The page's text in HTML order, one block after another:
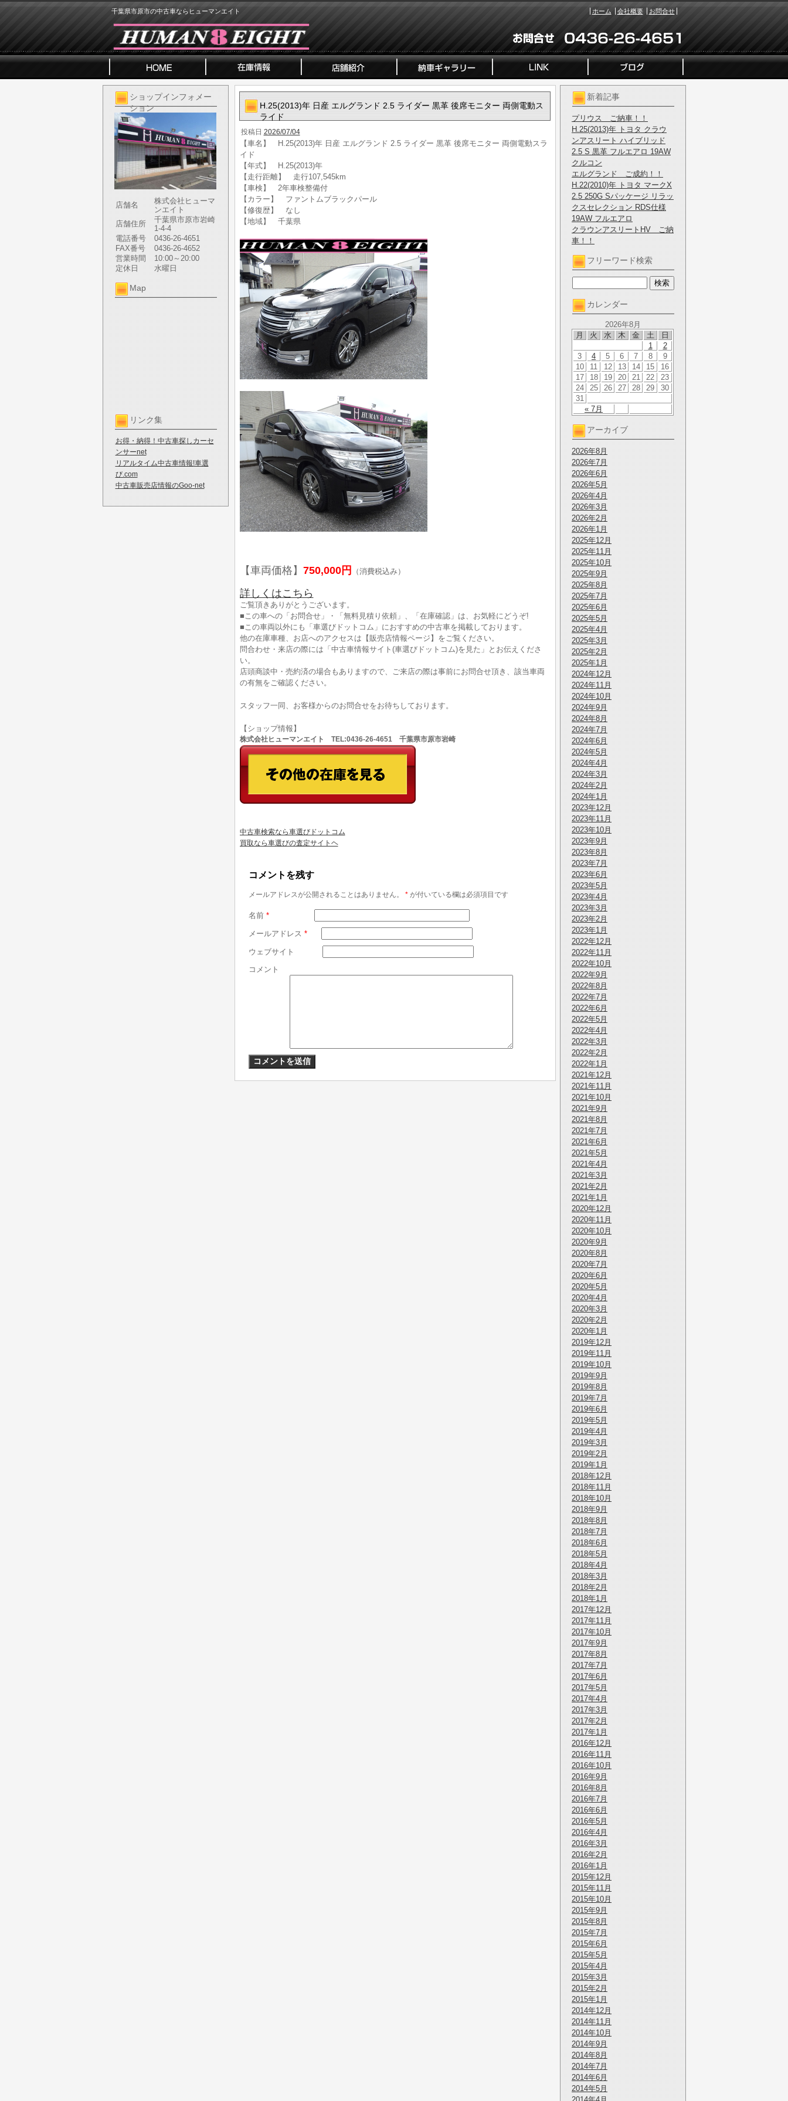
千葉県市原市の中古車ならヒューマンエイト ホーム 会社概要 お問合せ
ショップインフォメー
ション
店舗名
株式会社ヒューマ
ンエイト
店舗住所
千葉県市原市岩崎
1-4-4
電話番号
0436-26-4651
FAX番号
0436-26-4652
営業時間
10:00～20:00
定休日
水曜日
Map
リンク集
お得・納得！中古車探しカーセ
ンサーnet
リアルタイム中古車情報!車選
び.com
中古車販売店情報のGoo-net
新着記事
プリウス ご納車！！
H.25(2013)年 トヨタ クラウ
ンアスリート ハイブリッド
2.5 S 黒革 フルエアロ 19AW
クルコン
エルグランド ご成約！！
H.22(2010)年 トヨタ マークX
2.5 250G Sパッケージ リラッ
クスセレクション RDS仕様
19AW フルエアロ
クラウンアスリートHV ご納
車！！
フリーワード検索
カレンダー
2026年8月
月
火 水 木 金 土 日
« 7月
1
2
3
4 5 6 7 8
9
10
11 12 13 14 15
16
17
18 19 20 21 22
23
24
25 26 27 28 29
30
31
アーカイブ
2026年8月
2026年7月
2026年6月
2026年5月
2026年4月
2026年3月
2026年2月
2026年1月
2025年12月
2025年11月
2025年10月
2025年9月
2025年8月
2025年7月
2025年6月
2025年5月
2025年4月
2025年3月
2025年2月
2025年1月
2024年12月
2024年11月
2024年10月
2024年9月
2024年8月
2024年7月
2024年6月
2024年5月
2024年4月
2024年3月
2024年2月
2024年1月
2023年12月
2023年11月
2023年10月
2023年9月
2023年8月
2023年7月
2023年6月
2023年5月
2023年4月
2023年3月
2023年2月
2023年1月
2022年12月
2022年11月
2022年10月
2022年9月
2022年8月
2022年7月
2022年6月
2022年5月
2022年4月
2022年3月
2022年2月
2022年1月
2021年12月
2021年11月
2021年10月
2021年9月
2021年8月
2021年7月
2021年6月
2021年5月
2021年4月
2021年3月
2021年2月
2021年1月
2020年12月
2020年11月
2020年10月
2020年9月
2020年8月
2020年7月
2020年6月
2020年5月
2020年4月
2020年3月
2020年2月
2020年1月
2019年12月
2019年11月
2019年10月
2019年9月
2019年8月
2019年7月
2019年6月
2019年5月
2019年4月
2019年3月
2019年2月
2019年1月
2018年12月
2018年11月
2018年10月
2018年9月
2018年8月
2018年7月
2018年6月
2018年5月
2018年4月
2018年3月
2018年2月
2018年1月
2017年12月
2017年11月
2017年10月
2017年9月
2017年8月
2017年7月
2017年6月
2017年5月
2017年4月
2017年3月
2017年2月
2017年1月
2016年12月
2016年11月
2016年10月
2016年9月
2016年8月
2016年7月
2016年6月
2016年5月
2016年4月
2016年3月
2016年2月
2016年1月
2015年12月
2015年11月
2015年10月
2015年9月
2015年8月
2015年7月
2015年6月
2015年5月
2015年4月
2015年3月
2015年2月
2015年1月
2014年12月
2014年11月
2014年10月
2014年9月
2014年8月
2014年7月
2014年6月
2014年5月
H.25(2013)年 日産 エルグランド 2.5 ライダー 黒革 後席モニター 両側電動ス
ライド
投稿日 2026/07/04
【車名】 H.25(2013)年 日産 エルグランド 2.5 ライダー 黒革 後席モニター 両側電動スラ
イド
【年式】 H.25(2013)年
【走行距離】 走行107,545km
【車検】 2年車検整備付
【カラー】 ファントムブラックパール
【修復歴】 なし
【地域】 千葉県
【車両価格】 750,000円 （消費税込み）
詳しくはこちら
ご覧頂きありがとうございます。
■この車への「お問合せ」・「無料見積り依頼」、「在庫確認」は、お気軽にどうぞ!
■この車両以外にも「車選びドットコム」におすすめの中古車を掲載しております。
他の在庫車種、お店へのアクセスは【販売店情報ページ】をご覧ください。
問合わせ・来店の際には「中古車情報サイト(車選びドットコム)を見た」とお伝えくださ
い。
店頭商談中・売約済の場合もありますので、ご来店の際は事前にお問合せ頂き、該当車両
の有無をご確認ください。
スタッフ一同、お客様からのお問合せをお待ちしております。
【ショップ情報】
株式会社ヒューマンエイト TEL:0436-26-4651 千葉県市原市岩崎
中古車検索なら車選びドットコム
買取なら車選びの査定サイトヘ
コメントを残す
メールアドレスが公開されることはありません。 *が付いている欄は必須項目です
名前 *
メールアドレス *
ウェブサイト
コメント